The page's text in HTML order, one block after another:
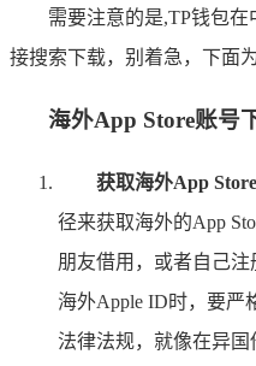
需要注意的是,TP钱包在
接搜索下载，别着急，下面
海外App Store账号
获取海外App
径来获取海外的App
朋友借用，或者自己
海外Apple ID时，要严
法律法规，就像在异